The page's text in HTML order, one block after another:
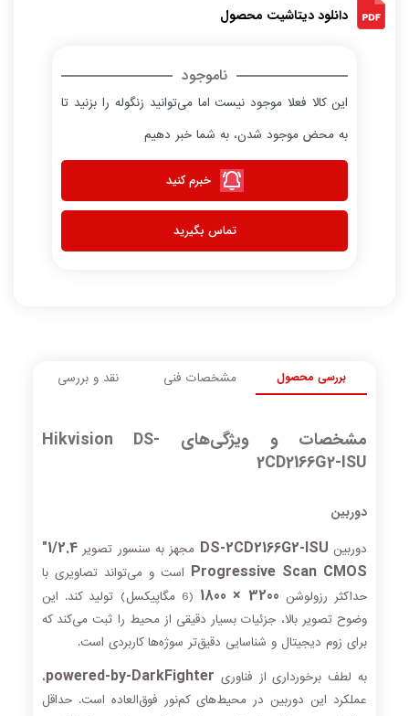
دانلود دیتاشیت محصول
ناموجود
این کالا فعلا موجود نیست اما می‌توانید زنگوله را بزنید تا
به محض موجود شدن، به شما خبر دهیم
خبرم کنید
تماس بگیرید
بررسی محصول مشخصات فنی نقد و بررسی
مشخصات و ویژگی‌های Hikvision DS-
2CD2166G2-ISU
دوربین
دوربین DS-2CD2166G2-ISU مجهز به سنسور تصویر
1/2.4"
Progressive Scan CMOS است و می‌تواند تصاویری با
حداکثر رزولوشن 3200 × 1800
(6 مگاپیکسل) تولید کند. این
وضوح تصویر بالا، جزئیات بسیار دقیقی از محیط را ثبت می‌کند که
برای زوم دیجیتال و شناسایی دقیق‌تر سوژه‌ها کاربردی است.
به لطف برخورداری از فناوری powered-by-DarkFighter،
عملکرد این دوربین در محیط‌های کم‌نور فوق‌العاده است. حداقل